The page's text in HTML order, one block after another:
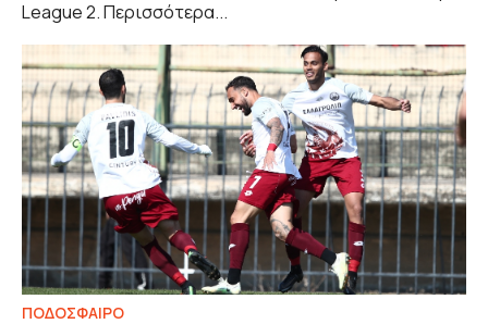
League 2. Περισσότερα...
ΠΟΔΟΣΦΑΙΡΟ